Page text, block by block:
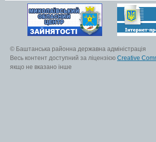
© Баштанська районна державна адміністрація
Весь контент доступний за ліцензією Creative
якщо не вказано інше